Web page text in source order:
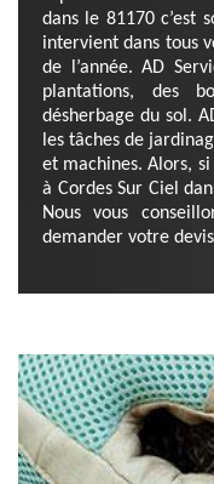
dans le 81170 c’est
intervient dans tous
de l’année. AD
plantations, des
désherbage du sol.
les tâches de
et machines. Alors, si
à Cordes Sur Ciel
Nous vous
demander votre devis